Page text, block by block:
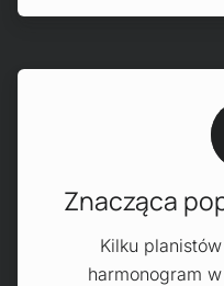
Znacząca
Kilku
harmonogram